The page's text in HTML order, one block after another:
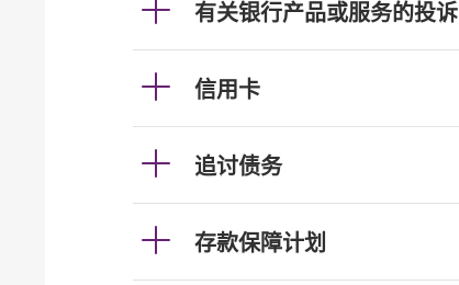
有关银行产品或服务的投诉
信用卡
追讨债务
存款保障计划